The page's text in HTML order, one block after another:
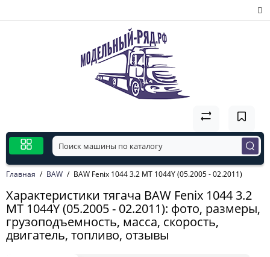
Главная BAW BAW Fenix 1044 3.2 MT 1044Y (05.2005 - 02.2011)
Характеристики тягача BAW Fenix 1044 3.2
MT 1044Y (05.2005 - 02.2011): фото, размеры,
грузоподъемность, масса, скорость,
двигатель, топливо, отзывы